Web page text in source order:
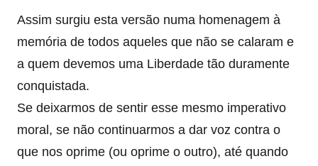
Assim surgiu esta versão numa homenagem à
memória de todos aqueles que não se calaram e
a quem devemos uma Liberdade tão duramente
conquistada.
Se deixarmos de sentir esse mesmo imperativo
moral, se não continuarmos a dar voz contra o
que nos oprime (ou oprime o outro), até quando